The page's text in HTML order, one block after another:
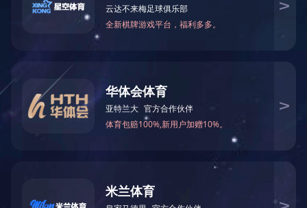
1
下一篇：暂无信息
服务热线